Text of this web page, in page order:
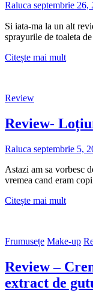
Raluca septembrie 26,
Si iata-ma la un alt
sprayurile de toaleta
Citește mai multReview
Review
Review-
Raluca septembrie 5,
Astazi am sa vorbesc
vremea cand eram
Citește mai multReview-
Lara
Frumusețe Make-up
Review –
extract de